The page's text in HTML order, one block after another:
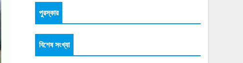
পুরস্কার
বিশেষ সংখ্যা